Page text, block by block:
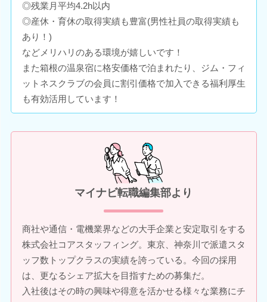
◎残業月平均4.2h以内
◎産休・育休の取得実績も豊富(男性社員の取得実績も
あり！)
などメリハリのある環境が嬉しいです！
また箱根の温泉宿に格安価格で泊まれたり、ジム・フィ
ットネスクラブの会員に割引価格で加入できる福利厚生
も有効活用しています！
マイナビ転職編集部より
商社や通信・電機業界などの大手企業と安定取引をする
株式会社コアスタッフィング。東京、神奈川で派遣スタ
ッフ数トップクラスの実績を誇っている。今回の採用
は、更なるシェア拡大を目指すための募集だ。
入社後はその時の興味や得意を活かせる様々な業務にチ